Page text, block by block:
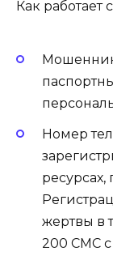
Как работает
Номер
жертвы в
200 СМС с